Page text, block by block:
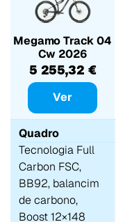
Megamo Track 04
Cw 2026
5 255,32 €
Ver
Quadro
Tecnologia Full
Carbon FSC,
BB92, balancim
de carbono,
Boost 12×148